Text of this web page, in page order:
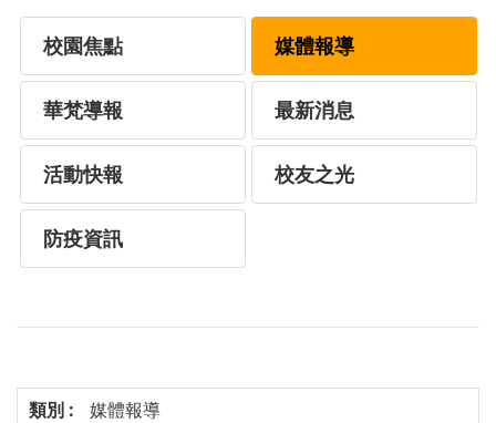
校園焦點 媒體報導
華梵導報 最新消息
活動快報 校友之光
防疫資訊
媒體報導